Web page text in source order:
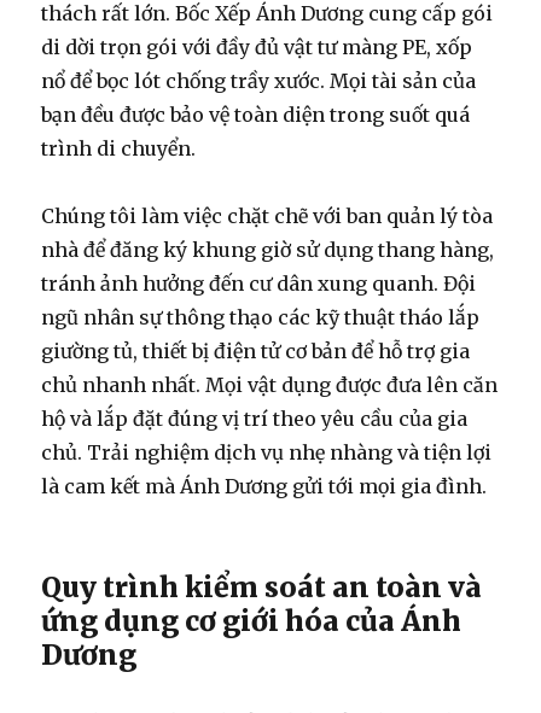
thách rất lớn. Bốc Xếp Ánh Dương cung cấp gói
di dời trọn gói với đầy đủ vật tư màng PE, xốp
nổ để bọc lót chống trầy xước. Mọi tài sản của
bạn đều được bảo vệ toàn diện trong suốt quá
trình di chuyển.
Chúng tôi làm việc chặt chẽ với ban quản lý tòa
nhà để đăng ký khung giờ sử dụng thang hàng,
tránh ảnh hưởng đến cư dân xung quanh. Đội
ngũ nhân sự thông thạo các kỹ thuật tháo lắp
giường tủ, thiết bị điện tử cơ bản để hỗ trợ gia
chủ nhanh nhất. Mọi vật dụng được đưa lên căn
hộ và lắp đặt đúng vị trí theo yêu cầu của gia
chủ. Trải nghiệm dịch vụ nhẹ nhàng và tiện lợi
là cam kết mà Ánh Dương gửi tới mọi gia đình.
Quy trình kiểm soát an toàn và
ứng dụng cơ giới hóa của Ánh
Dương